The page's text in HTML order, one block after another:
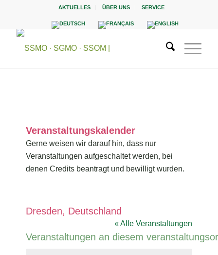
AKTUELLES ÜBER UNS SERVICE
Veranstaltungskalender
Gerne weisen wir darauf hin, dass nur
Veranstaltungen aufgeschaltet werden, bei
denen Credits beantragt und bewilligt wurden.
Dresden, Deutschland
« Alle Veranstaltungen
Veranstaltungen an diesem